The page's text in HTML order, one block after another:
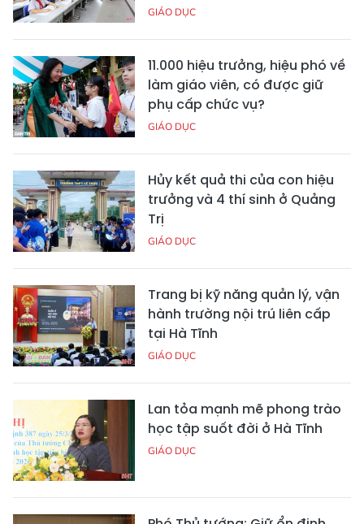
GIÁO DỤC
11.000 hiệu trưởng, hiệu phó về
làm giáo viên, có được giữ
phụ cấp chức vụ?
GIÁO DỤC
Hủy kết quả thi của con hiệu
trưởng và 4 thí sinh ở Quảng
Trị
GIÁO DỤC
Trang bị kỹ năng quản lý, vận
hành trường nội trú liên cấp
tại Hà Tĩnh
GIÁO DỤC
Lan tỏa mạnh mẽ phong trào
học tập suốt đời ở Hà Tĩnh
GIÁO DỤC